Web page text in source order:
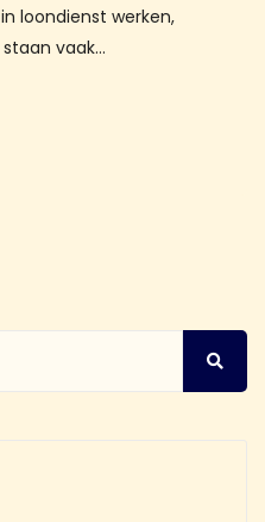
loondienst werken,
vaak…